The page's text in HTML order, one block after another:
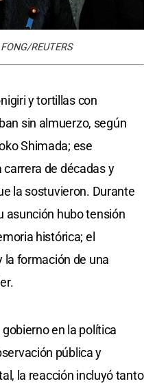
REUTERS
y tortillas con
sin almuerzo, según
Shimada; ese
de décadas y
la sostuvieron. Durante
asunción hubo tensión
histórica; el
la formación de una
en la política
pública y
la reacción incluyó tanto